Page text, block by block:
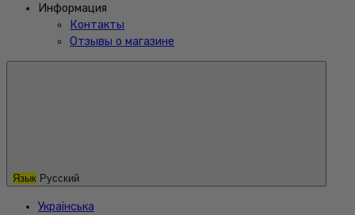
Информация
Контакты
Отзывы о магазине
Язык Русский
Українська